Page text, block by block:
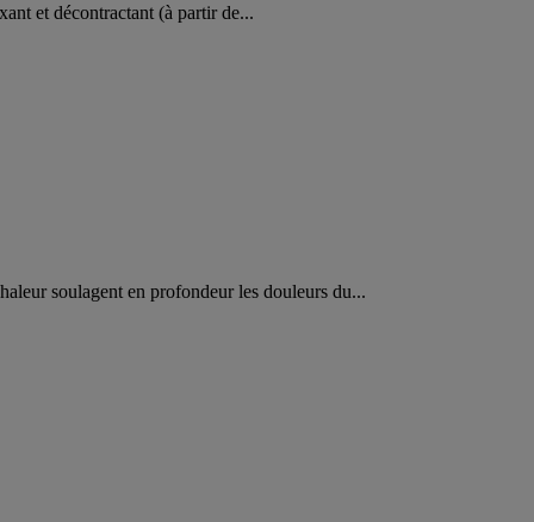
et décontractant (à partir de...
soulagent en profondeur les douleurs du...